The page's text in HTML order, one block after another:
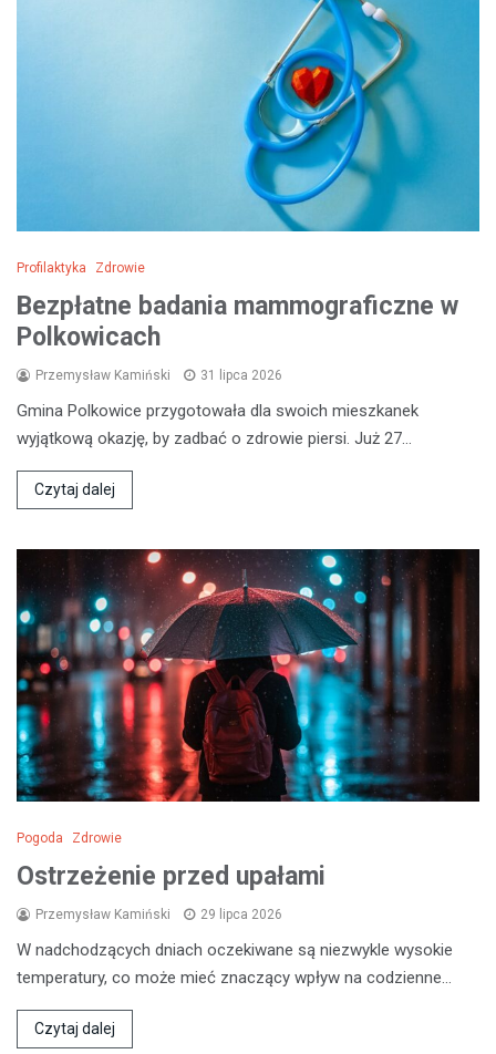
Profilaktyka Zdrowie
Bezpłatne badania mammograficzne w
Polkowicach
Przemysław Kamiński 31 lipca 2026
Gmina Polkowice przygotowała dla swoich mieszkanek
wyjątkową okazję, by zadbać o zdrowie piersi. Już 27…
Czytaj dalej
Pogoda Zdrowie
Ostrzeżenie przed upałami
Przemysław Kamiński 29 lipca 2026
W nadchodzących dniach oczekiwane są niezwykle wysokie
temperatury, co może mieć znaczący wpływ na codzienne…
Czytaj dalej